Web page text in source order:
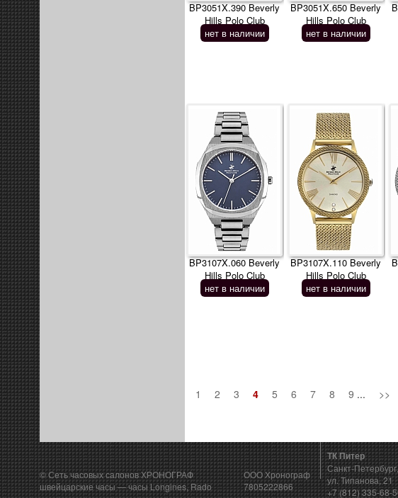
BP3051X.390 Beverly
Hills Polo Club
нет в наличии
BP3051X.650 Beverly
Hills Polo Club
нет в наличии
BP3107X.060 Beverly
Hills Polo Club
нет в наличии
BP3107X.110 Beverly
Hills Polo Club
нет в наличии
1 2 3 4 5 6 7 8 9 ... >>
© Сеть часовых салонов ХРОНОГРАФ
швейцарские часы— часы Longines, Rado
ООО Хронограф
7805222866
ТК Питер
Санкт-Петербург,
ул. Типанова, 21
+7 (812) 335-68-